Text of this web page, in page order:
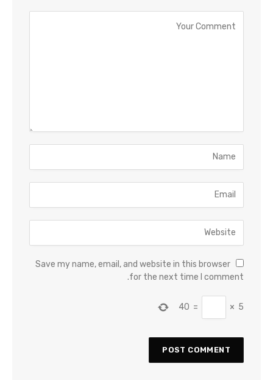
Save my name, email, and website in this browser
for the next time I comment.
5
×
=
40